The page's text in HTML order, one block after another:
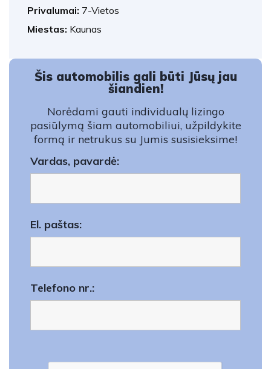
Privalumai: 7-Vietos
Miestas: Kaunas
Šis automobilis gali būti Jūsų jau
šiandien!
Norėdami gauti individualų lizingo
pasiūlymą šiam automobiliui, užpildykite
formą ir netrukus su Jumis susisieksime!
Vardas, pavardė:
El. paštas:
Telefono nr.: